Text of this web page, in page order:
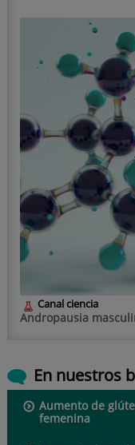
Canal ciencia
Andropausia
En nuestros
Aumento de
femenina